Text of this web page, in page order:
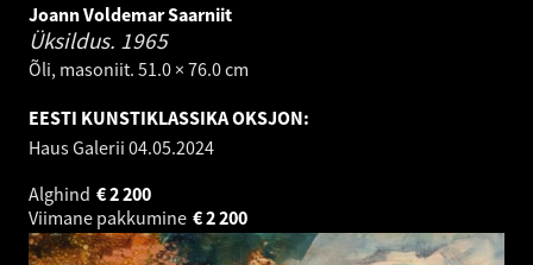
Joann Voldemar Saarniit
Üksildus. 1965
Õli, masoniit. 51.0 × 76.0 cm
EESTI KUNSTIKLASSIKA OKSJON:
Haus Galerii 04.05.2024
Alghind
2 200
€
Viimane pakkumine
2 200
€